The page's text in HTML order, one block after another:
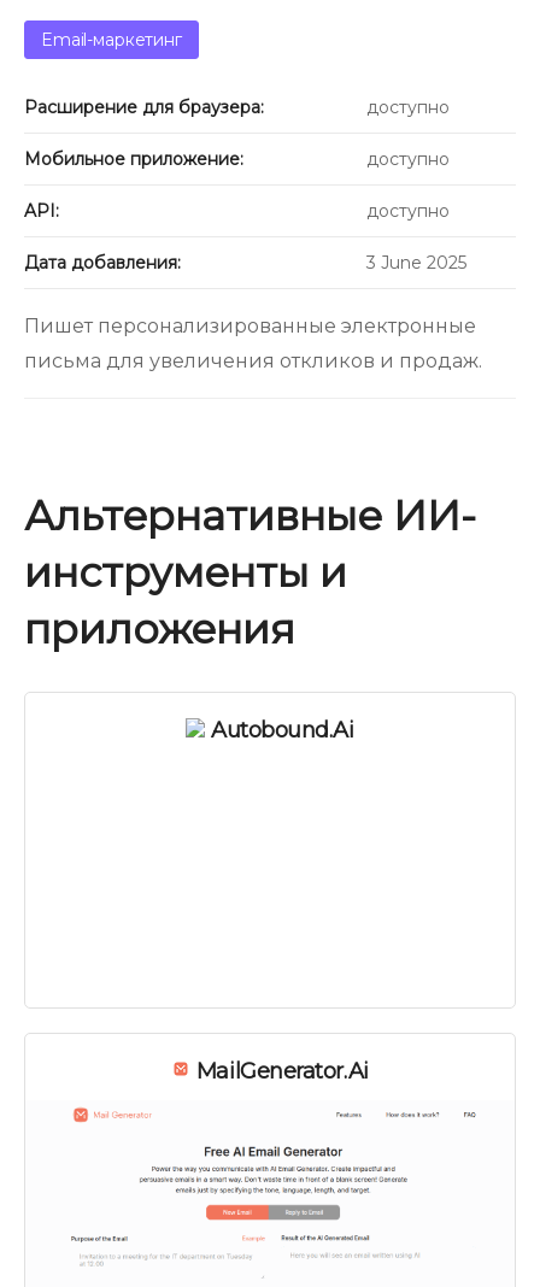
Email-маркетинг
Расширение для браузера: доступно
Мобильное приложение: доступно
API: доступно
Дата добавления: 3 June 2025
Пишет персонализированные электронные
письма для увеличения откликов и продаж.
Альтернативные ИИ-
инструменты и
приложения
Autobound.ai
MailGenerator.ai